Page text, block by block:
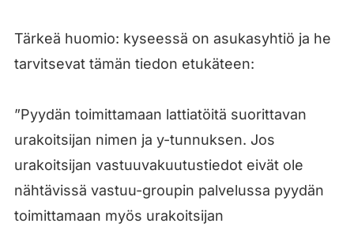
Tärkeä huomio: kyseessä on asukasyhtiö ja he
tarvitsevat tämän tiedon etukäteen:
”Pyydän toimittamaan lattiatöitä suorittavan
urakoitsijan nimen ja y-tunnuksen. Jos
urakoitsijan vastuuvakuutustiedot eivät ole
nähtävissä vastuu-groupin palvelussa pyydän
toimittamaan myös urakoitsijan